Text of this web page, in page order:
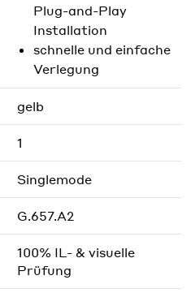
Plug-and-Play
Installation
schnelle und einfache
Verlegung
gelb
1
Singlemode
G.657.A2
100% IL- & visuelle
Prüfung